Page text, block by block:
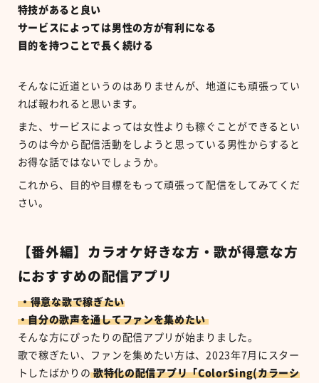
特技があると良い
サービスによっては男性の方が有利になる
目的を持つことで長く続ける
そんなに近道というのはありませんが、地道にも頑張ってい
れば報われると思います。
また、サービスによっては女性よりも稼ぐことができるとい
うのは今から配信活動をしようと思っている男性からすると
お得な話ではないでしょうか。
これから、目的や目標をもって頑張って配信をしてみてくだ
さい。
【番外編】カラオケ好きな方・歌が得意な方
におすすめの配信アプリ
・得意な歌で稼ぎたい
・自分の歌声を通してファンを集めたい
そんな方にぴったりの配信アプリが始まりました。
歌で稼ぎたい、ファンを集めたい方は、2023年7月にスター
トしたばかりの 歌特化の配信アプリ「ColorSing(カラーシ